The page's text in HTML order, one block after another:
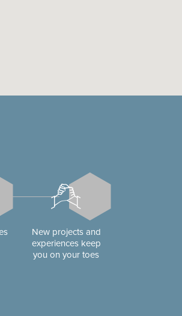
New projects and
experiences keep
you on your toes